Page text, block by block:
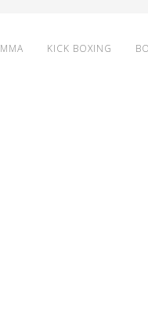
MMA KICK BOXING